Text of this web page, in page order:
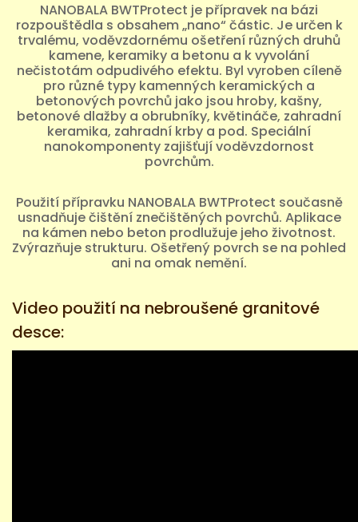
NANOBALA BWTProtect je přípravek na bázi
rozpouštědla s obsahem „nano“ částic. Je určen k
trvalému, voděvzdornému ošetření různých druhů
kamene, keramiky a betonu a k vyvolání
nečistotám odpudivého efektu. Byl vyroben cíleně
pro různé typy kamenných keramických a
betonových povrchů jako jsou hroby, kašny,
betonové dlažby a obrubníky, květináče, zahradní
keramika, zahradní krby a pod. Speciální
nanokomponenty zajišťují voděvzdornost
povrchům.
Použití přípravku NANOBALA BWTProtect současně
usnadňuje čištění znečištěných povrchů. Aplikace
na kámen nebo beton prodlužuje jeho životnost.
Zvýrazňuje strukturu. Ošetřený povrch se na pohled
ani na omak nemění.
Video použití na nebroušené granitové
desce: